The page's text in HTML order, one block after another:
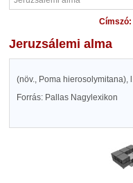
Címszó:
Jeruzsálemi alma
(növ., Poma hierosolymitana),
Forrás: Pallas Nagylexikon